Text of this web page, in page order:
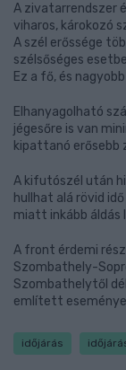
A zivatarrendszer
viharos, károkozó
A szél erőssége
szélsőséges
Ez a fő, és
Elhanyagolható
jégesőre is van
kipattanó erősebb
A kifutószél után
hullhat alá rövid
miatt inkább áldás
A front érdemi
Szombathely-
Szombathelytől
említett
időjárás